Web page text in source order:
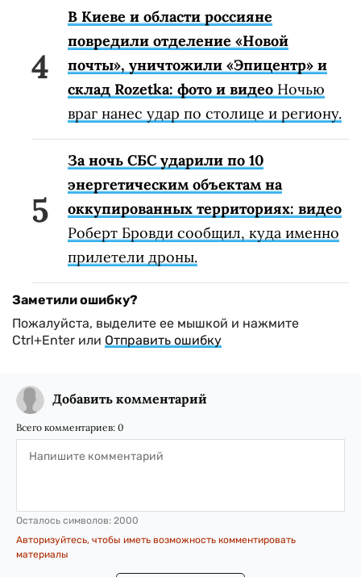
В Киеве и области россияне
повредили отделение «Новой
почты», уничтожили «Эпицентр» и
склад Rozetka: фото и видео Ночью
враг нанес удар по столице и региону.
За ночь СБС ударили по 10
энергетическим объектам на
оккупированных территориях: видео
Роберт Бровди сообщил, куда именно
прилетели дроны.
Заметили ошибку?
Пожалуйста, выделите ее мышкой и нажмите
Ctrl+Enter или Отправить ошибку
Добавить комментарий
Всего комментариев: 0
Осталось символов: 2000
Авторизуйтесь, чтобы иметь возможность комментировать
материалы